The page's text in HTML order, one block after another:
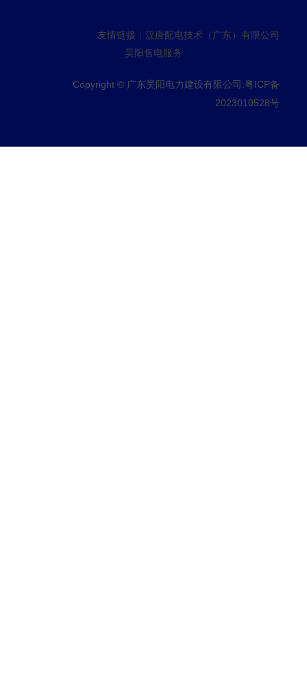
友情链接： 汉唐配电技术（广东）有限公司
昊阳售电服务
Copyright © 广东昊阳电力建设有限公司. 粤ICP备
2023010528号